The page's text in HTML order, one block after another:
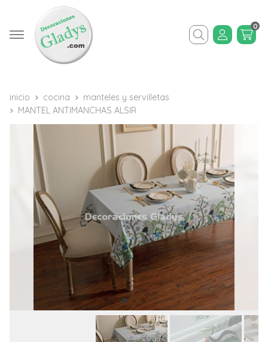
Buscar
0
inicio cocina
manteles y servilletas
MANTEL ANTIMANCHAS ALSIR